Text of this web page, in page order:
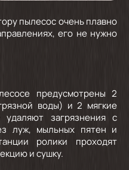
пылесос очень плавно
его не нужно
предусмотрены 2
воды) и 2 мягкие
загрязнения с
луж, мыльных пятен и
ролики проходят
и сушку.